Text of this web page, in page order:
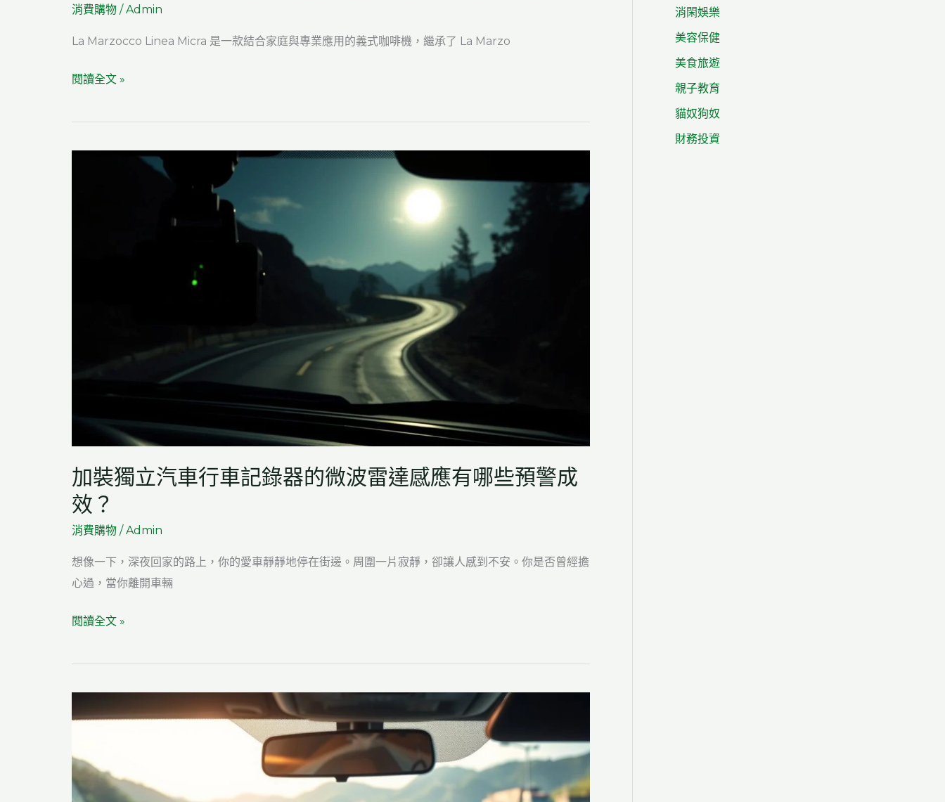
品
疵
換
消費購物 /Admin
La Marzocco Linea Micra 是一款結合家庭與專業應用的義式咖啡機，繼承了 La Marzo
【用
真
析：
蒸
汽
度、
連
出
溫
控
現
閱讀全文 »
加裝獨立汽車行車記錄器的微波雷達感應有哪些預警成
效？
消費購物 /Admin
想像一下，深夜回家的路上，你的愛車靜靜地停在街邊。周圍一片寂靜，卻讓人感到不安。你是否曾經擔
心過，當你離開車輛
加
獨
車
記
閱讀全文 »
消閑娛樂
美容保健
美食旅遊
親子教育
貓奴狗奴
財務投資